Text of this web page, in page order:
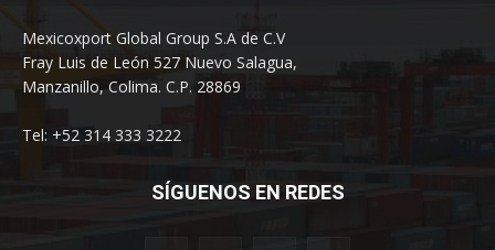
Mexicoxport Global Group S.A de C.V
Fray Luis de León 527 Nuevo Salagua,
Manzanillo, Colima. C.P. 28869
Tel: +52 314 333 3222
SÍGUENOS EN REDES